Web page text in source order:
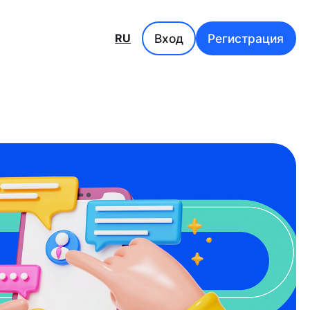
RU Вход Регистрация